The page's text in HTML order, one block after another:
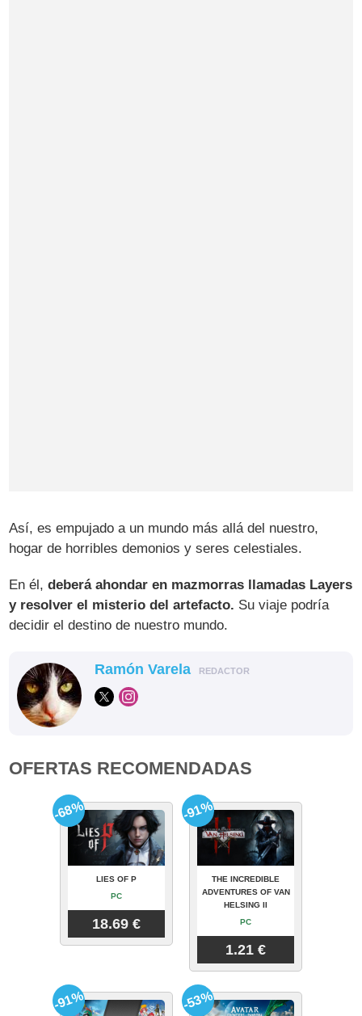
Así, es empujado a un mundo más allá del nuestro,
hogar de horribles demonios y seres celestiales.
En él,deberá ahondar en mazmorras llamadas Layers
y resolver el misterio del artefacto. Su viaje podría
decidir el destino de nuestro mundo.
Ramón Varela REDACTOR
OFERTAS RECOMENDADAS
LIES OF P
PC
18.69 €
-68%
THE INCREDIBLE
ADVENTURES OF VAN
HELSING II
PC
1.21 €
-91%
-91% -53%